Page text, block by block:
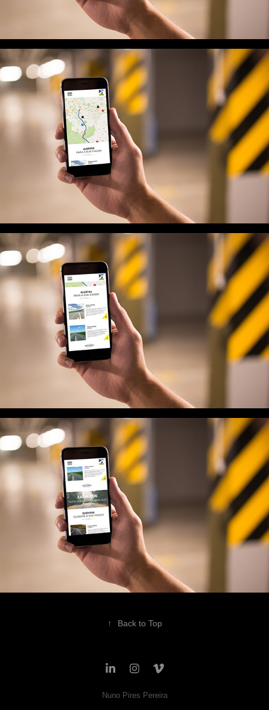
↑ Back to Top
Nuno Pires Pereira